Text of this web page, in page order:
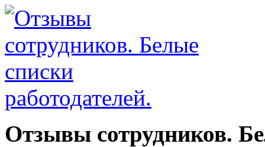
Отзывы сотрудников.